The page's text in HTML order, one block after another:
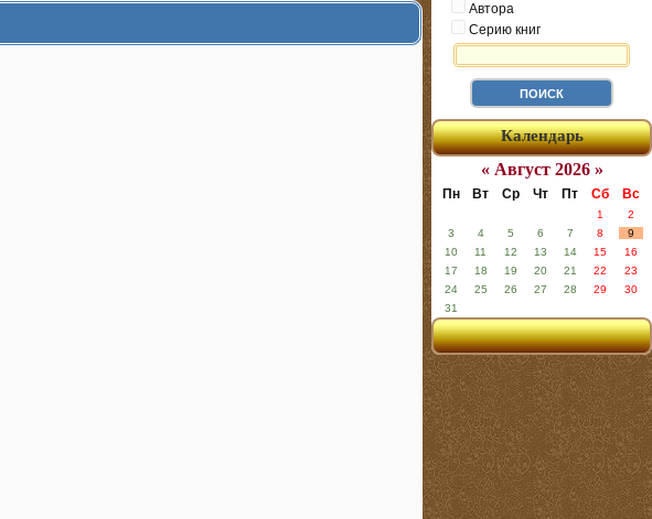
Автора
Серию книг
Календарь
« Август 2026 »
Пн Вт Ср Чт Пт Сб Вс
1
2
3
4 5 6 7 8
9
10
11 12 13 14 15
16
17
18 19 20 21 22
23
24
25 26 27 28 29
30
31